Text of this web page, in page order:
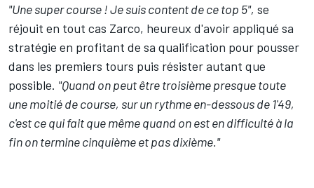
"Une super course ! Je suis content de ce top 5", se
réjouit en tout cas Zarco, heureux d'avoir appliqué sa
stratégie en profitant de sa qualification pour pousser
dans les premiers tours puis résister autant que
possible. "Quand on peut être troisième presque toute
une moitié de course, sur un rythme en-dessous de 1'49,
c'est ce qui fait que même quand on est en difficulté à la
fin on termine cinquième et pas dixième."